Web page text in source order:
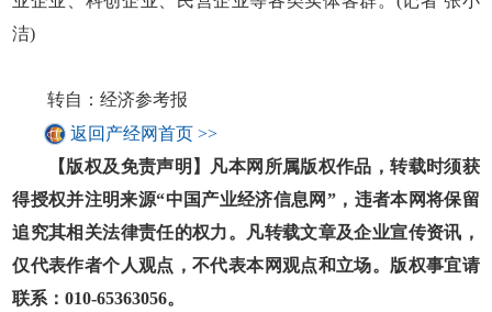
洁)
转自：经济参考报
返回产经网首页 >>
【版权及免责声明】凡本网所属版权作品，转载时须获
得授权并注明来源“中国产业经济信息网”，违者本网将保留
追究其相关法律责任的权力。凡转载文章及企业宣传资讯，
仅代表作者个人观点，不代表本网观点和立场。版权事宜请
联系：010-65363056。